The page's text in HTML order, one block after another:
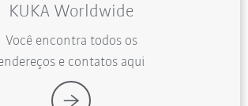
KUKA Worldwide
Você encontra todos os
e contatos aqui